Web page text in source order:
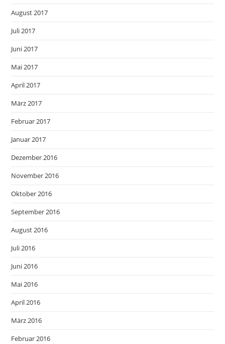
August 2017
Juli 2017
Juni 2017
Mai 2017
April 2017
März 2017
Februar 2017
Januar 2017
Dezember 2016
November 2016
Oktober 2016
September 2016
August 2016
Juli 2016
Juni 2016
Mai 2016
April 2016
März 2016
Februar 2016